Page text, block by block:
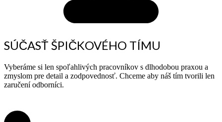
SÚČASŤ ŠPIČKOVÉHO TÍMU
Vyberáme si len spoľahlivých pracovníkov s dlhodobou praxou a
zmyslom pre detail a zodpovednosť. Chceme aby náš tím tvorili len
zaručení odborníci.